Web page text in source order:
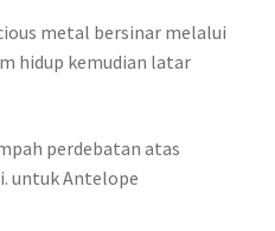
metal bersinar melalui
hidup kemudian latar
perdebatan atas
untuk Antelope